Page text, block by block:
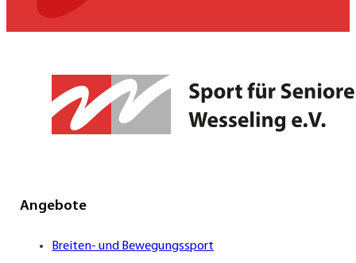
Angebote
Breiten- und Bewegungssport